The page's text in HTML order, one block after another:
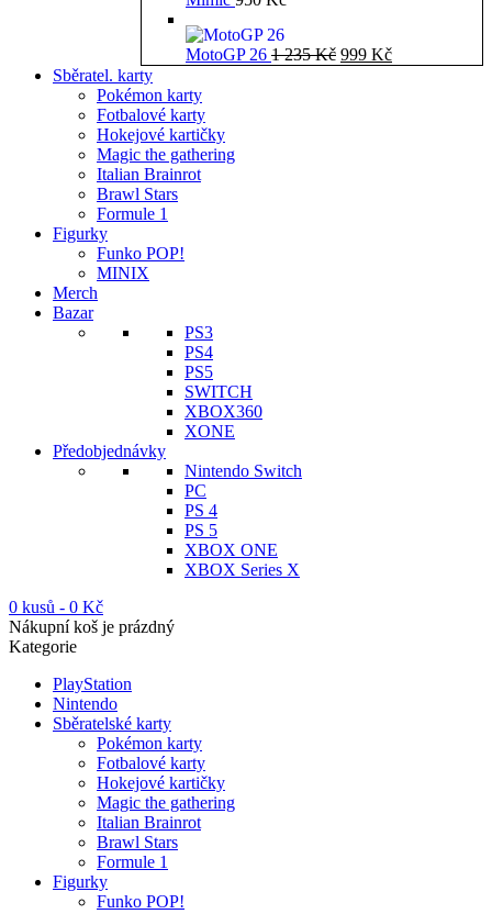
MotoGP 26 1 235Kč Původní
999 KčAktuální
Sběratel. karty
Pokémon karty
Fotbalové karty
Hokejové kartičky
Magic the gathering
Italian Brainrot
Brawl Stars
Formule 1
Figurky
Funko POP!
MINIX
Merch
Bazar
PS3
PS4
PS5
SWITCH
XBOX360
XONE
Předobjednávky
Nintendo Switch
PC
PS 4
PS 5
XBOX ONE
XBOX Series X
0 kusů - 0 Kč
Nákupní koš je prázdný
Kategorie
PlayStation
Nintendo
Sběratelské karty
Pokémon karty
Fotbalové karty
Hokejové kartičky
Magic the gathering
Italian Brainrot
Brawl Stars
Formule 1
Figurky
Funko POP!